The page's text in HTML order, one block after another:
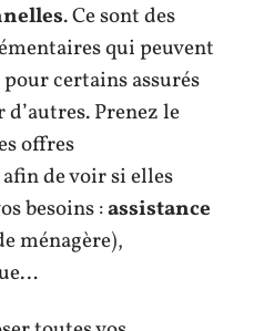
. Ce sont des
qui peuvent
certains assurés
Prenez le
offres
de voir si elles
besoins :assistance
ménagère),